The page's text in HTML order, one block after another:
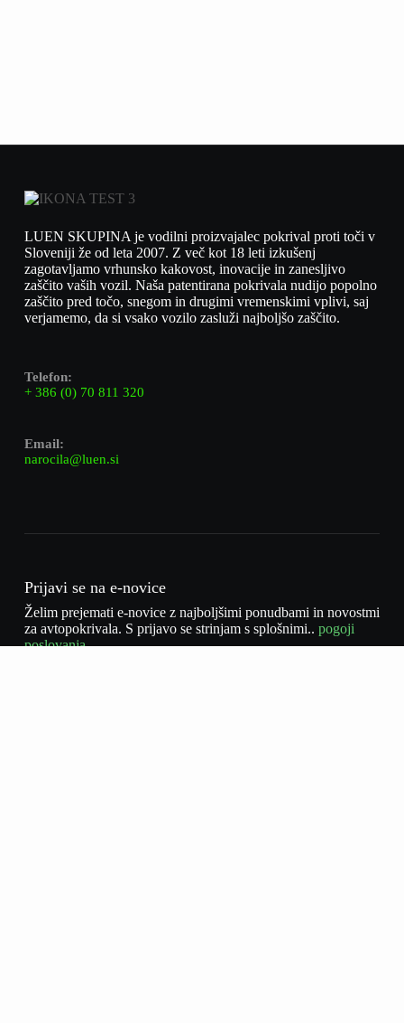
LUEN SKUPINA je vodilni proizvajalec pokrival proti toči v
Sloveniji že od leta 2007. Z več kot 18 leti izkušenj
zagotavljamo vrhunsko kakovost, inovacije in zanesljivo
zaščito vaših vozil. Naša patentirana pokrivala nudijo popolno
zaščito pred točo, snegom in drugimi vremenskimi vplivi, saj
verjamemo, da si vsako vozilo zasluži najboljšo zaščito.
Telefon:
+ 386 (0) 70 811 320
Email:
narocila@luen.si
Prijavi se na e-novice
Želim prejemati e-novice z najboljšimi ponudbami in novostmi
za avtopokrivala. S prijavo se strinjam s splošnimi.. pogoji
poslovanja.